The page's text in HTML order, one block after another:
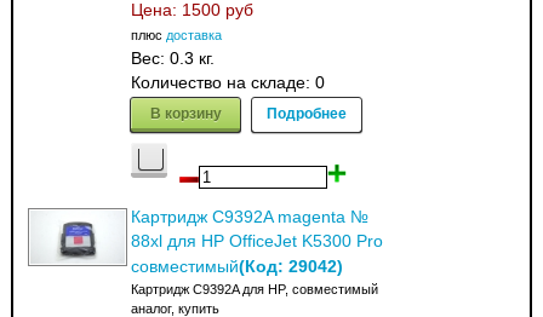
Цена: 1500 руб
плюс доставка
Вес:0.3 кг.
Количество на складе:0
В корзину Подробнее
Картридж C9392A magenta №
88xl для HP OfficeJet K5300 Pro
совместимый(Код:29042)
Картридж C9392A для HP, совместимый
аналог, купить